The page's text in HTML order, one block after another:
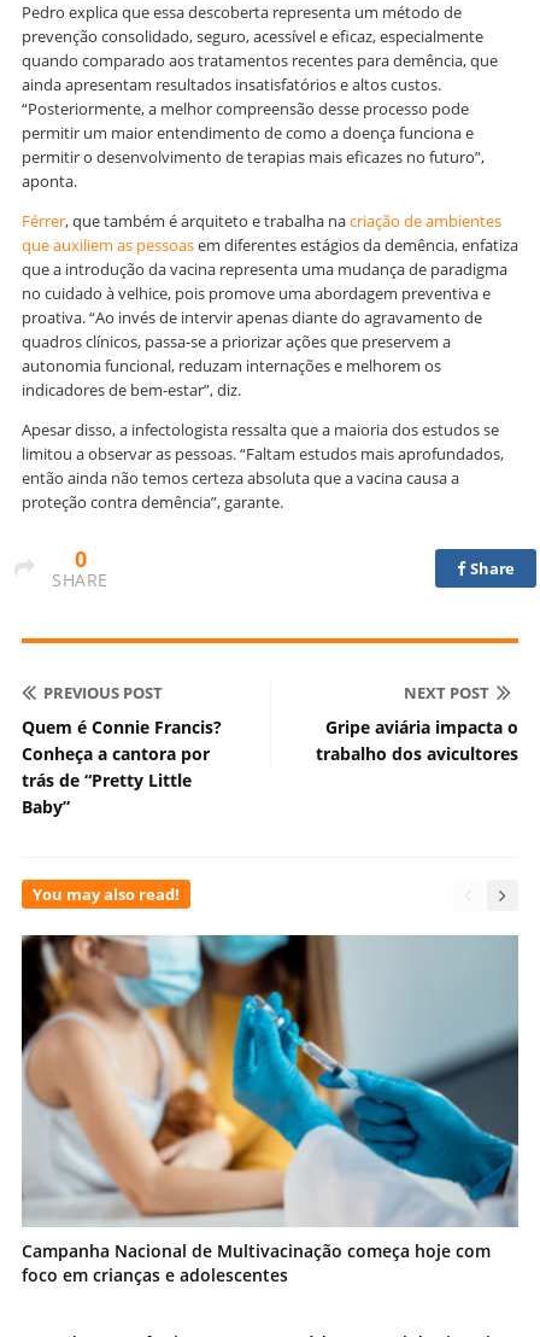
Pedro explica que essa descoberta representa um método de
prevenção consolidado, seguro, acessível e eficaz, especialmente
quando comparado aos tratamentos recentes para demência, que
ainda apresentam resultados insatisfatórios e altos custos.
“Posteriormente, a melhor compreensão desse processo pode
permitir um maior entendimento de como a doença funciona e
permitir o desenvolvimento de terapias mais eficazes no futuro”,
aponta.
Férrer, que também é arquiteto e trabalha nacriação de ambientes
que auxiliem as pessoasem diferentes estágios da demência, enfatiza
que a introdução da vacina representa uma mudança de paradigma
no cuidado à velhice, pois promove uma abordagem preventiva e
proativa. “Ao invés de intervir apenas diante do agravamento de
quadros clínicos, passa-se a priorizar ações que preservem a
autonomia funcional, reduzam internações e melhorem os
indicadores de bem-estar”, diz.
Apesar disso, a infectologista ressalta que a maioria dos estudos se
limitou a observar as pessoas. “Faltam estudos mais aprofundados,
então ainda não temos certeza absoluta que a vacina causa a
proteção contra demência”, garante.
0
SHARE
Share
PREVIOUS POST
Quem é Connie Francis?
Conheça a cantora por
trás de “Pretty Little
Baby”
NEXT POST
Gripe aviária impacta o
trabalho dos avicultores
You may also read!
Campanha Nacional de Multivacinação começa hoje com
foco em crianças e adolescentes